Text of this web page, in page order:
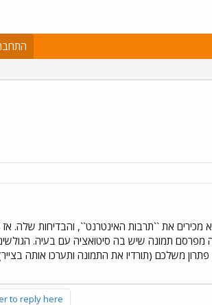
את ``תרבות האינטרנט``, והבדיחות שלה.
תמונה שיש בה סיטואציה עם בעיה.
משלכם (תורדיו את התמונה ותערכו אותה
to reply here.